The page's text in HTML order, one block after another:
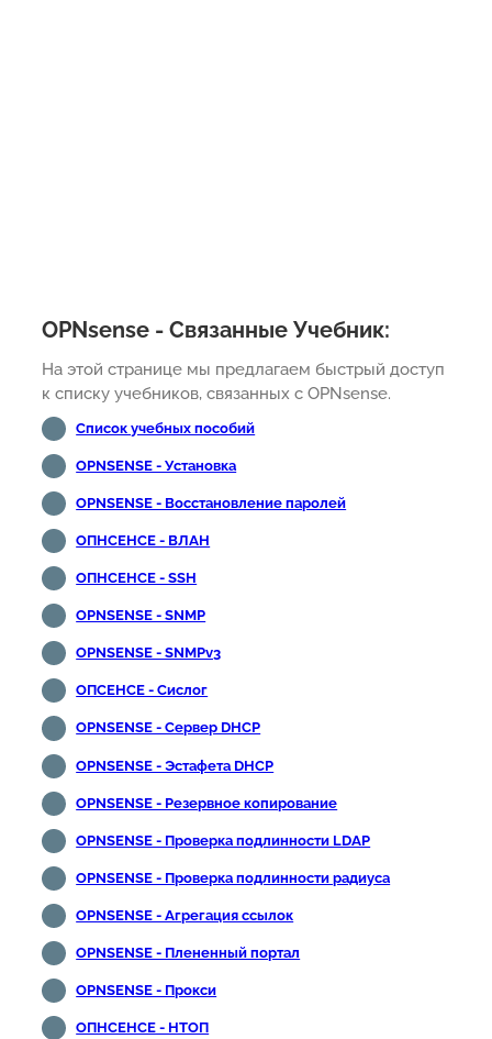
OPNsense - Связанные Учебник:
На этой странице мы предлагаем быстрый доступ
к списку учебников, связанных с OPNsense.
Список учебных пособий
OPNSENSE - Установка
OPNSENSE - Восстановление паролей
ОПНСЕНСЕ - ВЛАН
ОПНСЕНСЕ - SSH
OPNSENSE - SNMP
OPNSENSE - SNMPv3
ОПСЕНСЕ - Сислог
OPNSENSE - Сервер DHCP
OPNSENSE - Эстафета DHCP
OPNSENSE - Резервное копирование
OPNSENSE - Проверка подлинности LDAP
OPNSENSE - Проверка подлинности радиуса
OPNSENSE - Агрегация ссылок
OPNSENSE - Плененный портал
OPNSENSE - Прокси
ОПНСЕНСЕ - НТОП